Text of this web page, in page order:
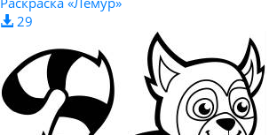
29